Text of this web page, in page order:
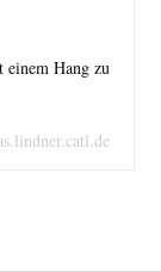
Hang zu